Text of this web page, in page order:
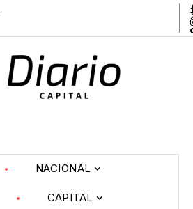
NACIONAL
CAPITAL